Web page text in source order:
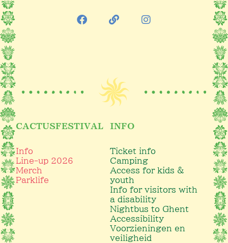
CACTUSFESTIVAL
Info
Line-up 2026
Merch
Parklife
INFO
Ticket info
Camping
Access for kids &
youth
Info for visitors with
a disability
Nightbus to Ghent
Accessibility
Voorzieningen en
veiligheid